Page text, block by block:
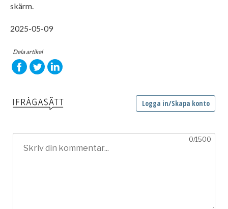
skärm.
2025-05-09
Dela artikel